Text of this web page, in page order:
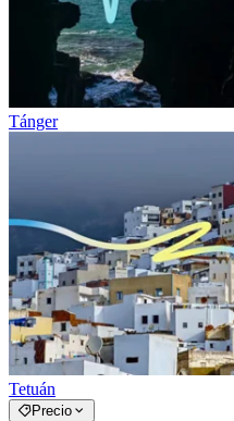
Tánger
Tetuán
Precio